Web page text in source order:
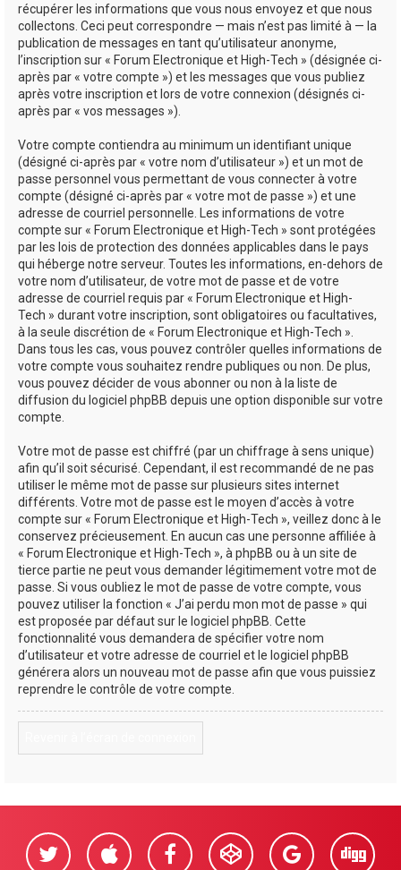
récupérer les informations que vous nous envoyez et que nous
collectons. Ceci peut correspondre — mais n’est pas limité à — la
publication de messages en tant qu’utilisateur anonyme,
l’inscription sur « Forum Electronique et High-Tech » (désignée ci-
après par « votre compte ») et les messages que vous publiez
après votre inscription et lors de votre connexion (désignés ci-
après par « vos messages »).
Votre compte contiendra au minimum un identifiant unique
(désigné ci-après par « votre nom d’utilisateur ») et un mot de
passe personnel vous permettant de vous connecter à votre
compte (désigné ci-après par « votre mot de passe ») et une
adresse de courriel personnelle. Les informations de votre
compte sur « Forum Electronique et High-Tech » sont protégées
par les lois de protection des données applicables dans le pays
qui héberge notre serveur. Toutes les informations, en-dehors de
votre nom d’utilisateur, de votre mot de passe et de votre
adresse de courriel requis par « Forum Electronique et High-
Tech » durant votre inscription, sont obligatoires ou facultatives,
à la seule discrétion de « Forum Electronique et High-Tech ».
Dans tous les cas, vous pouvez contrôler quelles informations de
votre compte vous souhaitez rendre publiques ou non. De plus,
vous pouvez décider de vous abonner ou non à la liste de
diffusion du logiciel phpBB depuis une option disponible sur votre
compte.
Votre mot de passe est chiffré (par un chiffrage à sens unique)
afin qu’il soit sécurisé. Cependant, il est recommandé de ne pas
utiliser le même mot de passe sur plusieurs sites internet
différents. Votre mot de passe est le moyen d’accès à votre
compte sur « Forum Electronique et High-Tech », veillez donc à le
conservez précieusement. En aucun cas une personne affiliée à
« Forum Electronique et High-Tech », à phpBB ou à un site de
tierce partie ne peut vous demander légitimement votre mot de
passe. Si vous oubliez le mot de passe de votre compte, vous
pouvez utiliser la fonction « J’ai perdu mon mot de passe » qui
est proposée par défaut sur le logiciel phpBB. Cette
fonctionnalité vous demandera de spécifier votre nom
d’utilisateur et votre adresse de courriel et le logiciel phpBB
générera alors un nouveau mot de passe afin que vous puissiez
reprendre le contrôle de votre compte.